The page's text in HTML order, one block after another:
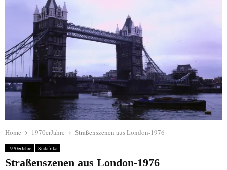
Home 1970erJahre Straßenszenen aus London-1976
1970erJahre Südafrika
Straßenszenen aus London-1976